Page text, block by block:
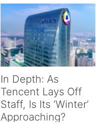
In Depth: As
Tencent Lays Off
Staff, Is Its ‘Winter’
Approaching?